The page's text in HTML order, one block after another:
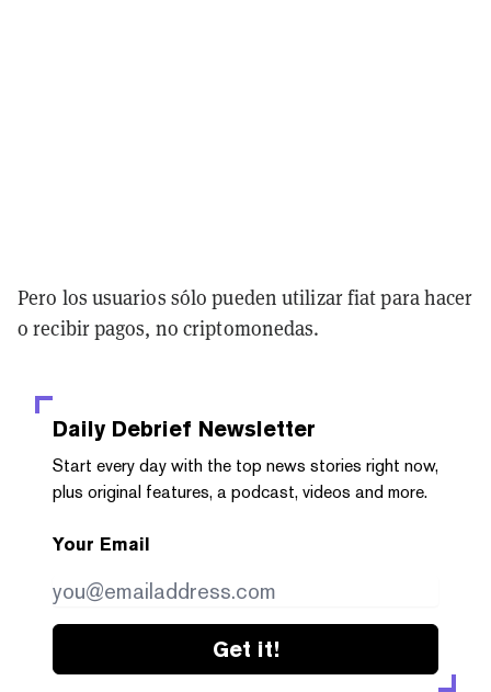
Pero los usuarios sólo pueden utilizar fiat para hacer
o recibir pagos, no criptomonedas.
Daily Debrief Newsletter
Start every day with the top news stories right now,
plus original features, a podcast, videos and more.
Your Email
Get it!